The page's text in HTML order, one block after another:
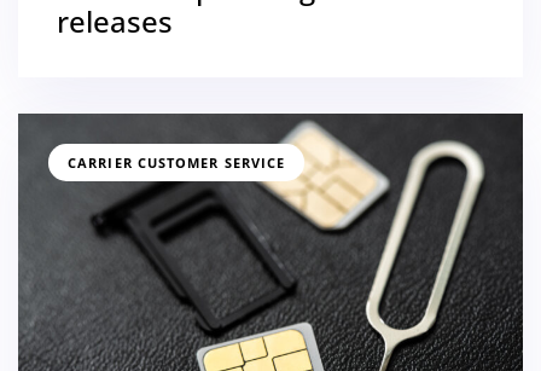
releases
CARRIER CUSTOMER SERVICE